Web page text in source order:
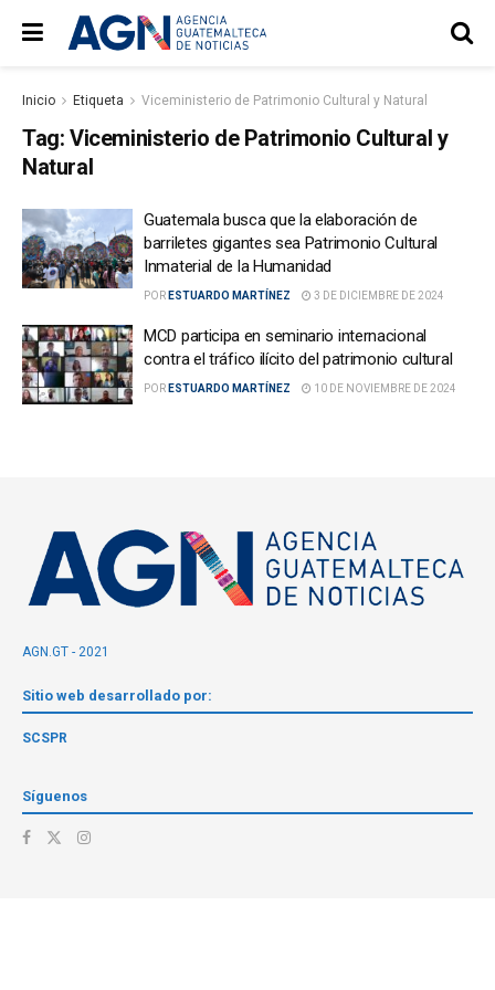
Inicio Etiqueta Viceministerio de Patrimonio Cultural y Natural
Tag: Viceministerio de Patrimonio Cultural y
Natural
Guatemala busca que la elaboración de
barriletes gigantes sea Patrimonio Cultural
Inmaterial de la Humanidad
POR ESTUARDO MARTÍNEZ 3 DE DICIEMBRE DE 2024
MCD participa en seminario internacional
contra el tráfico ilícito del patrimonio cultural
POR ESTUARDO MARTÍNEZ 10 DE NOVIEMBRE DE 2024
AGN.GT - 2021
Sitio web desarrollado por:
SCSPR
Síguenos